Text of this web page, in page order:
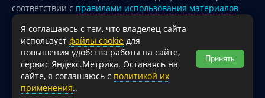
соответствии с правилами использования материалов
опубликованных на сайте
При перепечатке и использовании информации ссылка
на источник обязательна.
Для сайтов и страниц сети Интернет обязательна
активная гиперссылка на официальный интернет-портал
администрации Туапсинского муниципального округа.
Я соглашаюсь с тем, что владелец сайта
использует файлы cookie для
повышения удобства работы на сайте,
сервис Яндекс.Метрика. Оставаясь на
сайте, я соглашаюсь с политикой их
применения..
Принять